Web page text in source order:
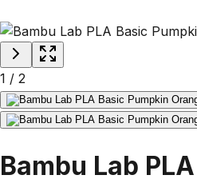
1 / 2
Bambu Lab